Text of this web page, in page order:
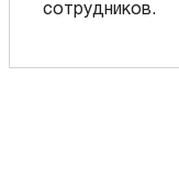
сотрудников.